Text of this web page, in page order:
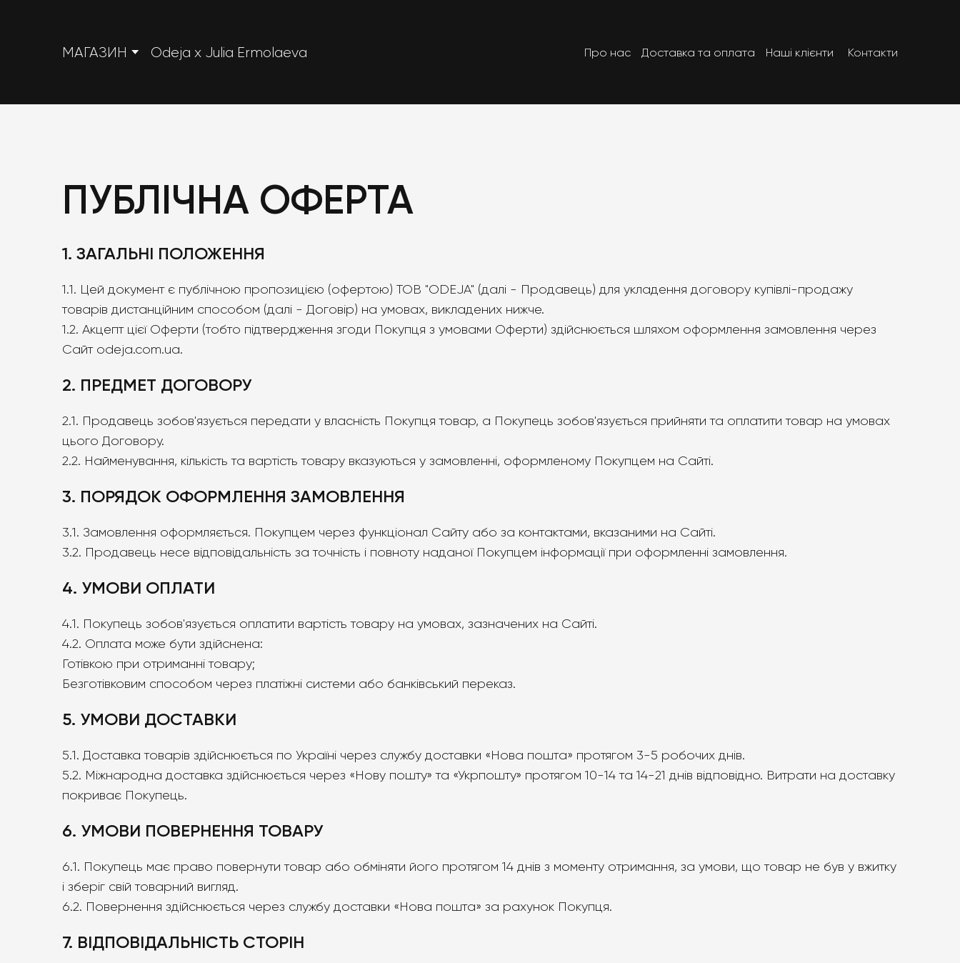
МАГАЗИН Odeja x Julia Ermolaeva Про нас Доставка та оплата Наші клієнти Контакти
ПУБЛІЧНА ОФЕРТА
1. ЗАГАЛЬНІ ПОЛОЖЕННЯ
1.1. Цей документ є публічною пропозицією (офертою) ТОВ "ODEJA" (далі - Продавець) для укладення договору купівлі-продажу
товарів дистанційним способом (далі - Договір) на умовах, викладених нижче.
1.2. Акцепт цієї Оферти (тобто підтвердження згоди Покупця з умовами Оферти) здійснюється шляхом оформлення замовлення через
Сайт odeja.com.ua.
2. ПРЕДМЕТ ДОГОВОРУ
2.1. Продавець зобов'язується передати у власність Покупця товар, а Покупець зобов'язується прийняти та оплатити товар на умовах
цього Договору.
2.2. Найменування, кількість та вартість товару вказуються у замовленні, оформленому Покупцем на Сайті.
3. ПОРЯДОК ОФОРМЛЕННЯ ЗАМОВЛЕННЯ
3.1. Замовлення оформляється. Покупцем через функціонал Сайту або за контактами, вказаними на Сайті.
3.2. Продавець несе відповідальність за точність і повноту наданої Покупцем інформації при оформленні замовлення.
4. УМОВИ ОПЛАТИ
4.1. Покупець зобов'язується оплатити вартість товару на умовах, зазначених на Сайті.
4.2. Оплата може бути здійснена:
Готівкою при отриманні товару;
Безготівковим способом через платіжні системи або банківський переказ.
5. УМОВИ ДОСТАВКИ
5.1. Доставка товарів здійснюється по Україні через службу доставки «Нова пошта» протягом 3-5 робочих днів.
5.2. Міжнародна доставка здійснюється через «Нову пошту» та «Укрпошту» протягом 10-14 та 14-21 днів відповідно. Витрати на доставку
покриває Покупець.
6. УМОВИ ПОВЕРНЕННЯ ТОВАРУ
6.1. Покупець має право повернути товар або обміняти його протягом 14 днів з моменту отримання, за умови, що товар не був у вжитку
і зберіг свій товарний вигляд.
6.2. Повернення здійснюється через службу доставки «Нова пошта» за рахунок Покупця.
7. ВІДПОВІДАЛЬНІСТЬ СТОРІН